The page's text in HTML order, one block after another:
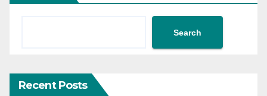
Search
Recent Posts